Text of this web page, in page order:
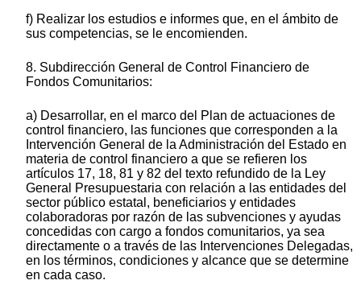
f) Realizar los estudios e informes que, en el ámbito de
sus competencias, se le encomienden.
8. Subdirección General de Control Financiero de
Fondos Comunitarios:
a) Desarrollar, en el marco del Plan de actuaciones de
control financiero, las funciones que corresponden a la
Intervención General de la Administración del Estado en
materia de control financiero a que se refieren los
artículos 17, 18, 81 y 82 del texto refundido de la Ley
General Presupuestaria con relación a las entidades del
sector público estatal, beneficiarios y entidades
colaboradoras por razón de las subvenciones y ayudas
concedidas con cargo a fondos comunitarios, ya sea
directamente o a través de las Intervenciones Delegadas,
en los términos, condiciones y alcance que se determine
en cada caso.